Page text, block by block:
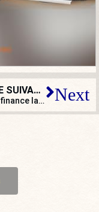
ARTICLE SUIVANT
Le Qatar finance la construction d’une église chrétienne au Liban ! Next